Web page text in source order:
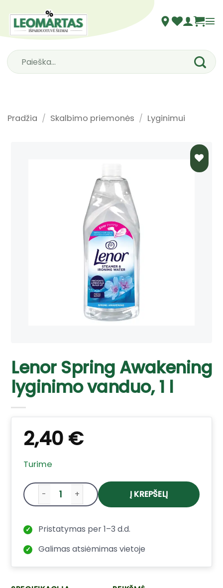
content
Ieškoti:
Pradžia / Skalbimo priemonės / Lyginimui
Lenor Spring Awakening
lyginimo vanduo, 1 l
2,40 €
Turime
produkto kiekis: Lenor Spring Awakening
Į KREPŠELĮ
✓ Pristatymas per 1–3 d.d.
✓ Galimas atsiėmimas vietoje